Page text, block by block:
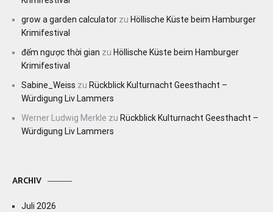
grow a garden calculator zu Höllische Küste beim Hamburger
Krimifestival
đếm ngược thời gian zu Höllische Küste beim Hamburger
Krimifestival
Sabine_Weiss zu Rückblick Kulturnacht Geesthacht –
Würdigung Liv Lammers
Werner Ludwig Merkle zu Rückblick Kulturnacht Geesthacht –
Würdigung Liv Lammers
ARCHIV
Juli 2026